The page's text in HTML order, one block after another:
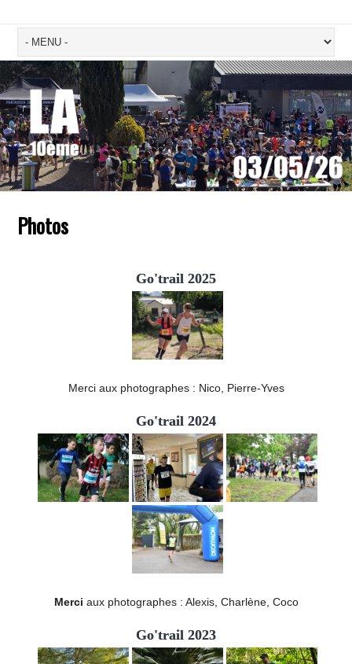
Photos
Go'trail 2025
Merci aux photographes : Nico, Pierre-Yves
Go'trail 2024
Merci aux photographes : Alexis, Charlène, Coco
Go'trail 2023